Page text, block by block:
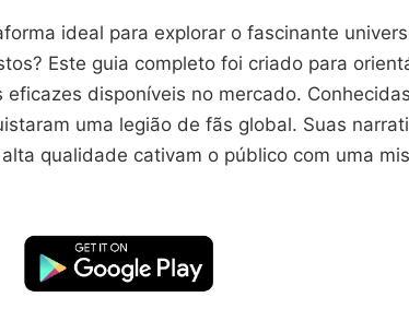
ideal para explorar o fascinante
Este guia completo foi criado para
disponíveis no mercado.
uma legião de fãs global. Suas
qualidade cativam o público com uma